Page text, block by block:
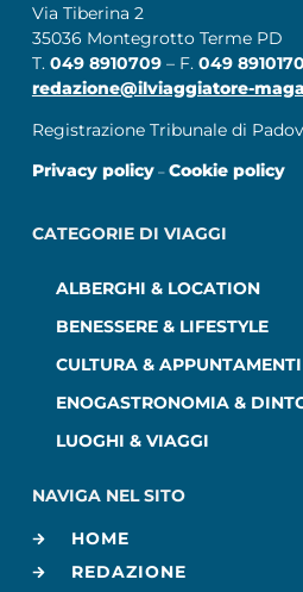
Via Tiberina 2
35036 Montegrotto Terme PD
T. 049 8910709 – F. 049 8910170
redazione@ilviaggiatore-
Registrazione Tribunale di
Privacy policy– Cookie policy
CATEGORIE DI VIAGGI
ALBERGHI & LOCATION
BENESSERE & LIFESTYLE
CULTURA & APPUNTAMENTI
ENOGASTRONOMIA &
LUOGHI & VIAGGI
NAVIGA NEL SITO
HOME
REDAZIONE